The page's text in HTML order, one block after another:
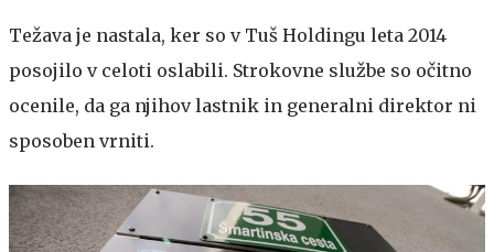
Težava je nastala, ker so v Tuš Holdingu leta 2014
posojilo v celoti oslabili. Strokovne službe so očitno
ocenile, da ga njihov lastnik in generalni direktor ni
sposoben vrniti.